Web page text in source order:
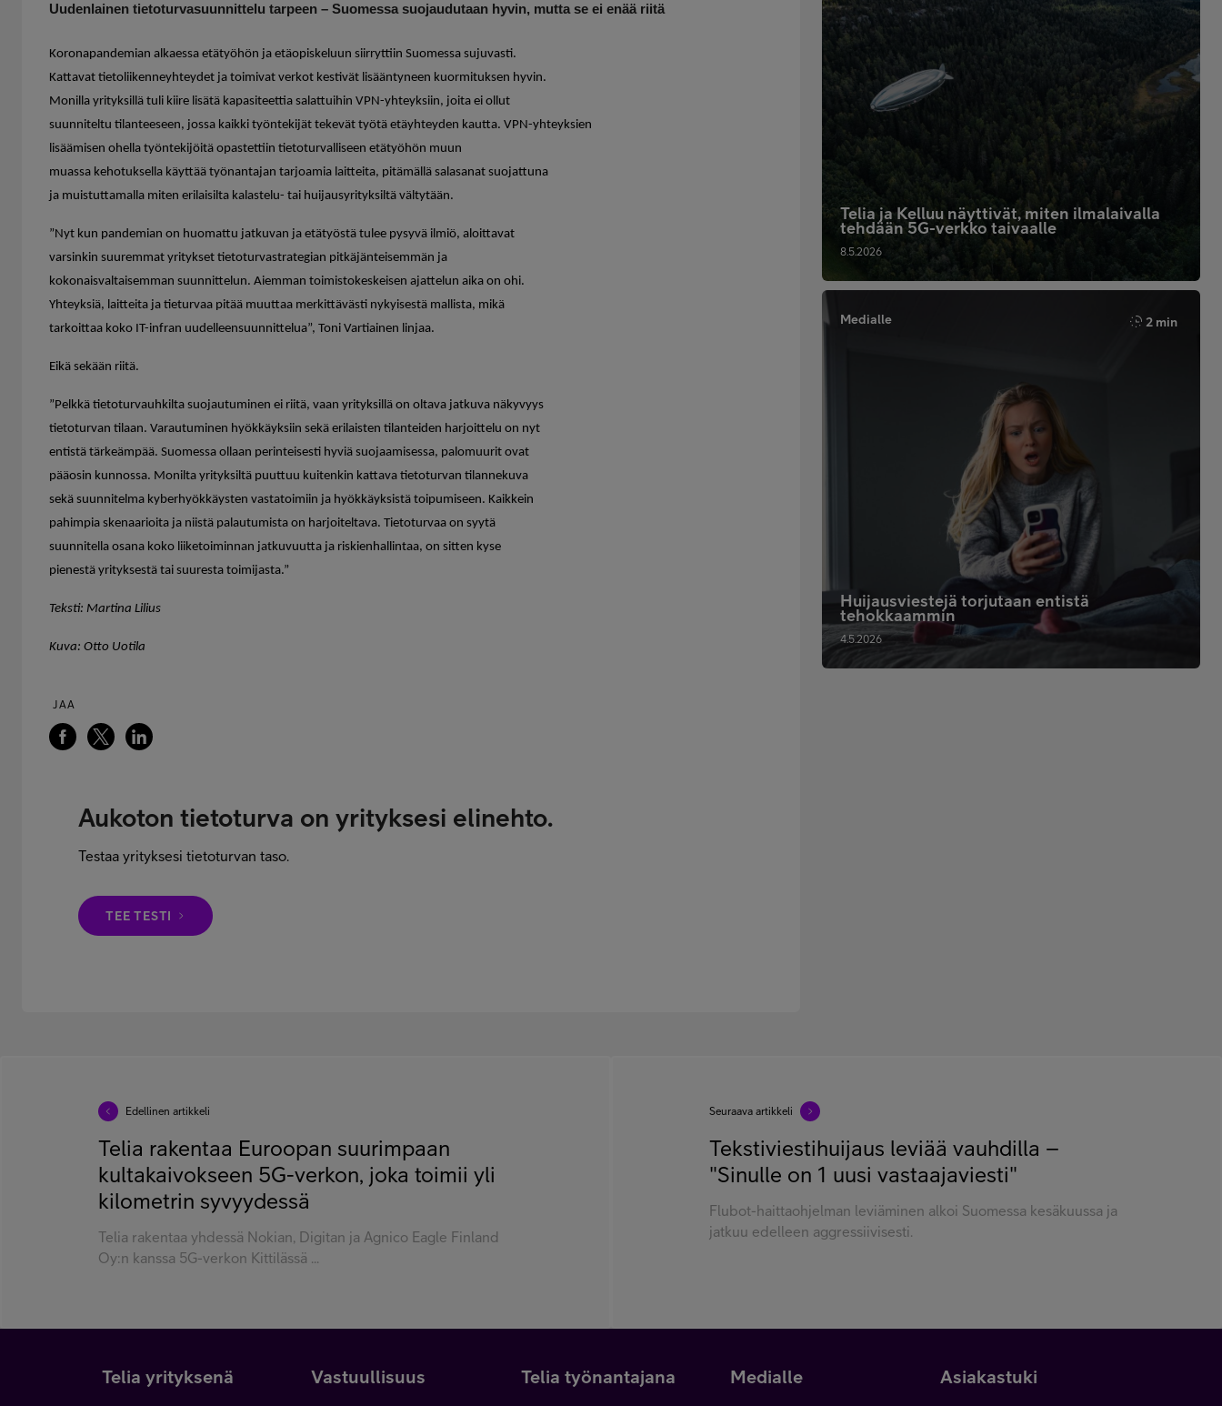
Uudenlainen tietoturvasuunnittelu tarpeen – Suomessa suojaudutaan hyvin, mutta se ei enää riitä
Koronapandemian alkaessa etätyöhön ja etäopiskeluun siirryttiin Suomessa sujuvasti.
Kattavat tietoliikenneyhteydet ja toimivat verkot kestivät lisääntyneen kuormituksen hyvin.
Monilla yrityksillä tuli kiire lisätä kapasiteettia salattuihin VPN-yhteyksiin, joita ei ollut
suunniteltu tilanteeseen, jossa kaikki työntekijät tekevät työtä etäyhteyden kautta. VPN-yhteyksien
lisäämisen ohella työntekijöitä opastettiin tietoturvalliseen etätyöhön muun
muassa kehotuksella käyttää työnantajan tarjoamia laitteita, pitämällä salasanat suojattuna
ja muistuttamalla miten erilaisilta kalastelu- tai huijausyrityksiltä vältytään.
”Nyt kun pandemian on huomattu jatkuvan ja etätyöstä tulee pysyvä ilmiö, aloittavat
varsinkin suuremmat yritykset tietoturvastrategian pitkäjänteisemmän ja
kokonaisvaltaisemman suunnittelun. Aiemman toimistokeskeisen ajattelun aika on ohi.
Yhteyksiä, laitteita ja tieturvaa pitää muuttaa merkittävästi nykyisestä mallista, mikä
tarkoittaa koko IT-infran uudelleensuunnittelua”, Toni Vartiainen linjaa.
Eikä sekään riitä.
”Pelkkä tietoturvauhkilta suojautuminen ei riitä, vaan yrityksillä on oltava jatkuva näkyvyys
tietoturvan tilaan. Varautuminen hyökkäyksiin sekä erilaisten tilanteiden harjoittelu on nyt
entistä tärkeämpää. Suomessa ollaan perinteisesti hyviä suojaamisessa, palomuurit ovat
pääosin kunnossa. Monilta yrityksiltä puuttuu kuitenkin kattava tietoturvan tilannekuva
sekä suunnitelma kyberhyökkäysten vastatoimiin ja hyökkäyksistä toipumiseen. Kaikkein
pahimpia skenaarioita ja niistä palautumista on harjoiteltava. Tietoturvaa on syytä
suunnitella osana koko liiketoiminnan jatkuvuutta ja riskienhallintaa, on sitten kyse
pienestä yrityksestä tai suuresta toimijasta.”
Teksti: Martina Lilius
Kuva: Otto Uotila
JAA
Aukoton tietoturva on yrityksesi elinehto.
Testaa yrityksesi tietoturvan taso.
TEE TESTI
Telia ja Kelluu näyttivät, miten ilmalaivalla
tehdään 5G-verkko taivaalle
8.5.2026
Medialle 2 min
Huijausviestejä torjutaan entistä
tehokkaammin
4.5.2026
Edellinen artikkeli
Telia rakentaa Euroopan suurimpaan
kultakaivokseen 5G-verkon, joka toimii yli
kilometrin syvyydessä
Telia rakentaa yhdessä Nokian, Digitan ja Agnico Eagle Finland
Oy:n kanssa 5G-verkon Kittilässä ...
Seuraava artikkeli
Tekstiviestihuijaus leviää vauhdilla –
"Sinulle on 1 uusi vastaajaviesti"
Flubot-haittaohjelman leviäminen alkoi Suomessa kesäkuussa ja
jatkuu edelleen aggressiivisesti.
Telia yrityksenä Vastuullisuus Telia työnantajana Medialle Asiakastuki